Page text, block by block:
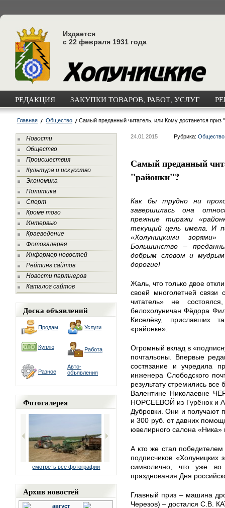
Издается
с 22 февраля 1931 года
РЕДАКЦИЯ ЗАКУПКИ ТОВАРОВ, РАБОТ, УСЛУГ
Главная Общество Самый преданный читатель, или Кому достанется приз
Новости
Общество
Происшествия
Культура и искусство
Экономика
Политика
Спорт
Кроме того
Интервью
Краеведение
Фотогалерея
Информер новостей
Рейтинг сайтов
Новости партнеров
Каталог сайтов
Доска объявлений
Продам Услуги
Куплю Работа
Разное
Авто-
объявления
Фотогалерея
смотреть все фотографии
Архив новостей
август
24.01.2015 Рубрика: Общество
Самый преданный
"районки"?
Как бы трудно ни
завершилась она
прежние тиражи
текущий цель имела. И
«Холуницкими
Большинство –
добрым словом и
дорогие!
Жаль, что только двое
своей многолетней
читатель» не
белохолуничан Фёдора
Киселёву, приславших
«районке».
Огромный вклад в
почтальоны. Впервые
состязание и учредила
инженера Слободского
результату стремились
Валентине Николаевне
НОРСЕЕВОЙ из Гурёнок и
Дубровки. Они и получают
и 300 руб. от давних
ювелирного салона
А кто же стал
подписчиков «Холуницких
символично, что уже
празднования Дня
Главный приз – машина
Черезов) – достался С.В.